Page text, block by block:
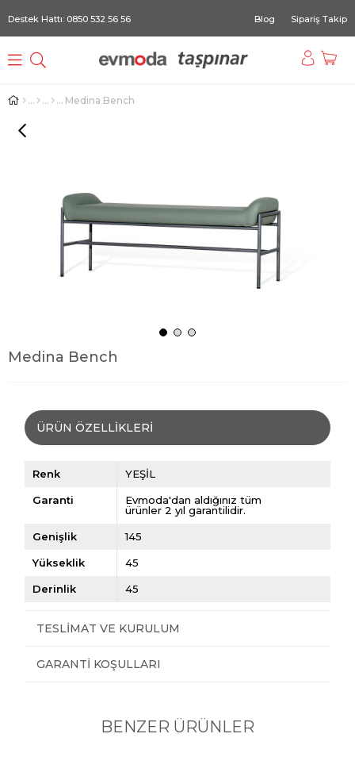
Destek Hattı: 0850 532 56 56 Blog Sipariş Takip
Medina Bench
Medina Bench
ÜRÜN ÖZELLIKLERI
Renk YEŞİL
Garanti
Evmoda'dan aldığınız tüm
ürünler 2 yıl garantilidir.
Genişlik 145
Yükseklik 45
Derinlik 45
TESLIMAT VE KURULUM
GARANTI KOŞULLARI
BENZER ÜRÜNLER